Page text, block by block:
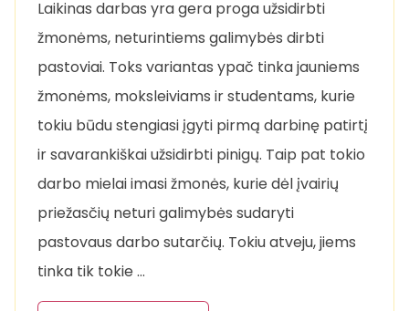
Laikinas darbas yra gera proga užsidirbti
žmonėms, neturintiems galimybės dirbti
pastoviai. Toks variantas ypač tinka jauniems
žmonėms, moksleiviams ir studentams, kurie
tokiu būdu stengiasi įgyti pirmą darbinę patirtį
ir savarankiškai užsidirbti pinigų. Taip pat tokio
darbo mielai imasi žmonės, kurie dėl įvairių
priežasčių neturi galimybės sudaryti
pastovaus darbo sutarčių. Tokiu atveju, jiems
tinka tik tokie …